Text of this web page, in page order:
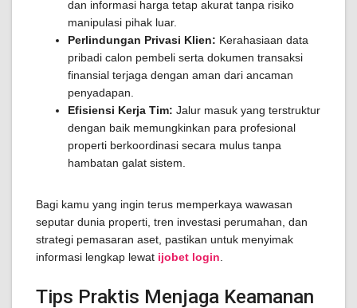
dan informasi harga tetap akurat tanpa risiko
manipulasi pihak luar.
Perlindungan Privasi Klien: Kerahasiaan data
pribadi calon pembeli serta dokumen transaksi
finansial terjaga dengan aman dari ancaman
penyadapan.
Efisiensi Kerja Tim: Jalur masuk yang terstruktur
dengan baik memungkinkan para profesional
properti berkoordinasi secara mulus tanpa
hambatan galat sistem.
Bagi kamu yang ingin terus memperkaya wawasan
seputar dunia properti, tren investasi perumahan, dan
strategi pemasaran aset, pastikan untuk menyimak
informasi lengkap lewat ijobet login
Tips Praktis Menjaga Keamanan